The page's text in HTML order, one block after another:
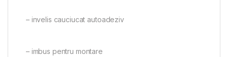
– invelis cauciucat autoadeziv
– imbus pentru montare